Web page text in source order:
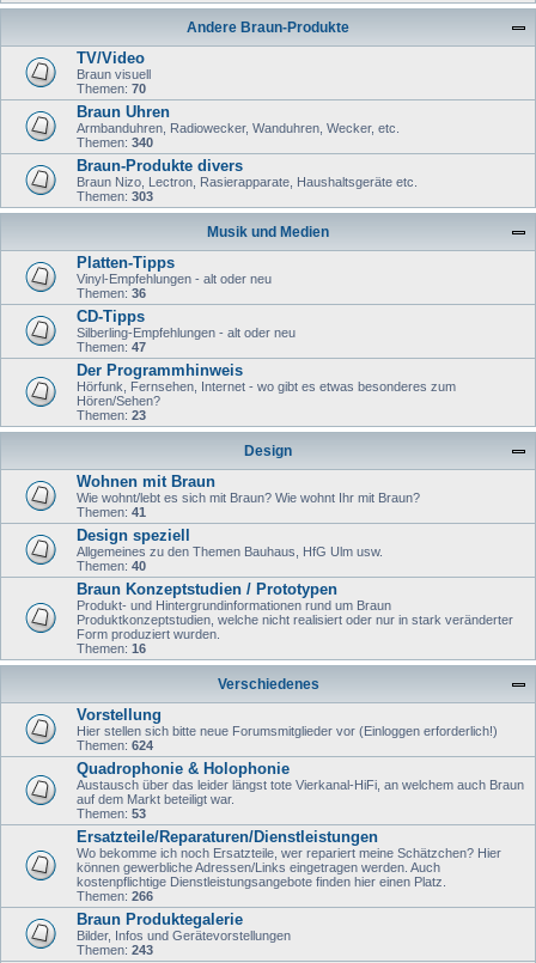
Andere Braun-Produkte
TV/Video
Braun visuell
Themen: 70
Braun Uhren
Armbanduhren, Radiowecker, Wanduhren, Wecker, etc.
Themen: 340
Braun-Produkte divers
Braun Nizo, Lectron, Rasierapparate, Haushaltsgeräte etc.
Themen: 303
Musik und Medien
Platten-Tipps
Vinyl-Empfehlungen - alt oder neu
Themen: 36
CD-Tipps
Silberling-Empfehlungen - alt oder neu
Themen: 47
Der Programmhinweis
Hörfunk, Fernsehen, Internet - wo gibt es etwas besonderes zum
Hören/Sehen?
Themen: 23
Design
Wohnen mit Braun
Wie wohnt/lebt es sich mit Braun? Wie wohnt Ihr mit Braun?
Themen: 41
Design speziell
Allgemeines zu den Themen Bauhaus, HfG Ulm usw.
Themen: 40
Braun Konzeptstudien / Prototypen
Produkt- und Hintergrundinformationen rund um Braun
Produktkonzeptstudien, welche nicht realisiert oder nur in stark veränderter
Form produziert wurden.
Themen: 16
Verschiedenes
Vorstellung
Hier stellen sich bitte neue Forumsmitglieder vor (Einloggen erforderlich!)
Themen: 624
Quadrophonie & Holophonie
Austausch über das leider längst tote Vierkanal-HiFi, an welchem auch Braun
auf dem Markt beteiligt war.
Themen: 53
Ersatzteile/Reparaturen/Dienstleistungen
Wo bekomme ich noch Ersatzteile, wer repariert meine Schätzchen? Hier
können gewerbliche Adressen/Links eingetragen werden. Auch
kostenpflichtige Dienstleistungsangebote finden hier einen Platz.
Themen: 266
Braun Produktegalerie
Bilder, Infos und Gerätevorstellungen
Themen: 243